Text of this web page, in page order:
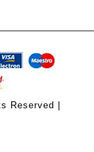
Reserved |